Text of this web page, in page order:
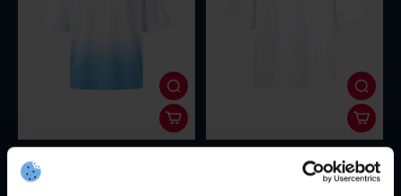
Camiseta Infantil Degradado
Cruceiro
35,95€
Camiseta Blanca Crucero